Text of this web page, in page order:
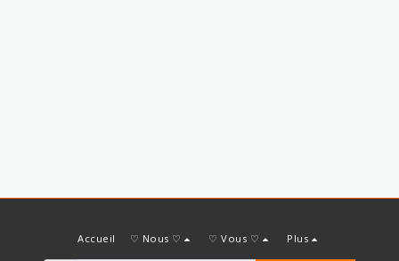
Accueil ♡ Nous ♡ ♡ Vous ♡ Plus